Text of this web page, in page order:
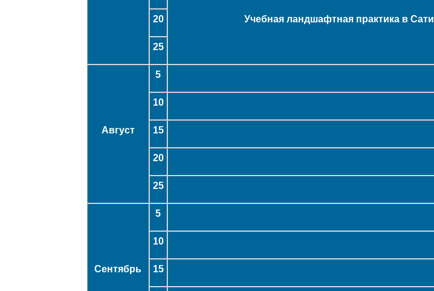
Учебная ландшафтная практика в
20
25
Август
5
10
15
20
25
Сентябрь
5
10
15